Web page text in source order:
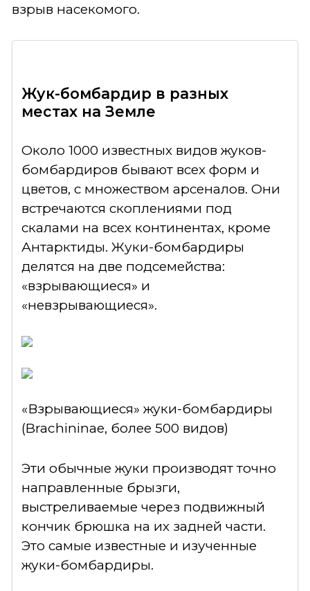
взрыв насекомого.
Жук-бомбардир в разных
местах на Земле
Около 1000 известных видов жуков-
бомбардиров бывают всех форм и
цветов, с множеством арсеналов. Они
встречаются скоплениями под
скалами на всех континентах, кроме
Антарктиды. Жуки-бомбардиры
делятся на две подсемейства:
«взрывающиеся» и
«невзрывающиеся».
«Взрывающиеся» жуки-бомбардиры
(Brachininae, более 500 видов)
Эти обычные жуки производят точно
направленные брызги,
выстреливаемые через подвижный
кончик брюшка на их задней части.
Это самые известные и изученные
жуки-бомбардиры.